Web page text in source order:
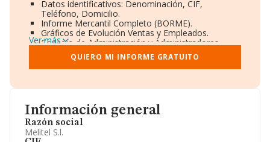
Información general
Razón social
Melitel S.l.
Datos identificativos: Denominación, CIF,
Teléfono, Domicilio.
Informe Mercantil Completo (BORME).
Gráficos de Evolución Ventas y Empleados.
Consejo de Administración y Administradores.
Directivos y Ejecutivos.
Accionistas.
Participaciones y Vinculaciones en otras empresas.
Información oficial y registral complementaria.
Ver más
QUIERO MI INFORME GRATUITO